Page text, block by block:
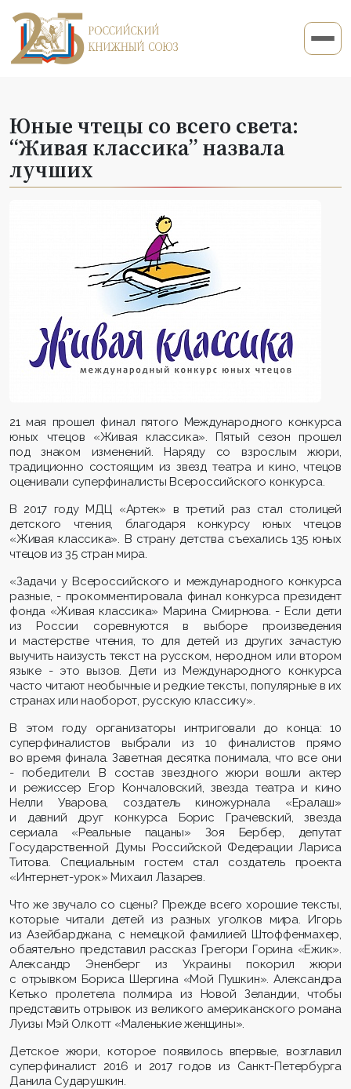
Юные чтецы со всего света:
“Живая классика” назвала
лучших
21 мая прошел финал пятого Международного конкурса
юных чтецов «Живая классика». Пятый сезон прошел
под знаком изменений. Наряду со взрослым жюри,
традиционно состоящим из звезд театра и кино, чтецов
оценивали суперфиналисты Всероссийского конкурса.
В 2017 году МДЦ «Артек» в третий раз стал столицей
детского чтения, благодаря конкурсу юных чтецов
«Живая классика». В страну детства съехались 135 юных
чтецов из 35 стран мира.
«Задачи у Всероссийского и международного конкурса
разные, - прокомментировала финал конкурса президент
фонда «Живая классика» Марина Смирнова. - Если дети
из России соревнуются в выборе произведения
и мастерстве чтения, то для детей из других зачастую
выучить наизусть текст на русском, неродном или втором
языке - это вызов. Дети из Международного конкурса
часто читают необычные и редкие тексты, популярные в их
странах или наоборот, русскую классику».
В этом году организаторы интриговали до конца: 10
суперфиналистов выбрали из 10 финалистов прямо
во время финала. Заветная десятка понимала, что все они
- победители. В состав звездного жюри вошли актер
и режиссер Егор Кончаловский, звезда театра и кино
Нелли Уварова, создатель киножурнала «Ералаш»
и давний друг конкурса Борис Грачевский, звезда
сериала «Реальные пацаны» Зоя Бербер, депутат
Государственной Думы Российской Федерации Лариса
Титова. Специальным гостем стал создатель проекта
«Интернет-урок» Михаил Лазарев.
Что же звучало со сцены? Прежде всего хорошие тексты,
которые читали детей из разных уголков мира. Игорь
из Азейбарджана, с немецкой фамилией Штоффенмахер,
обаятельно представил рассказ Грегори Горина «Ежик».
Александр Эненберг из Украины покорил жюри
с отрывком Бориса Шергина «Мой Пушкин». Александра
Кетько пролетела полмира из Новой Зеландии, чтобы
представить отрывок из великого американского романа
Луизы Мэй Олкотт «Маленькие женщины».
Детское жюри, которое появилось впервые, возглавил
суперфиналист 2016 и 2017 годов из Санкт-Петербурга
Данила Сударушкин.